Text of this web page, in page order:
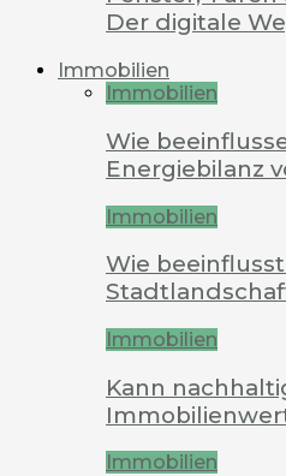
Der digitale
Immobilien
Immobilien
Wie
Energiebilanz
Immobilien
Wie
Immobilien
Kann
Immobilien